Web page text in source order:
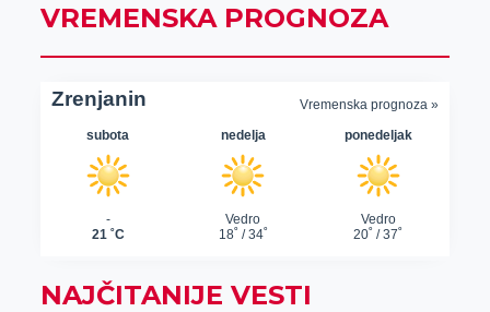
VREMENSKA PROGNOZA
NAJČITANIJE VESTI